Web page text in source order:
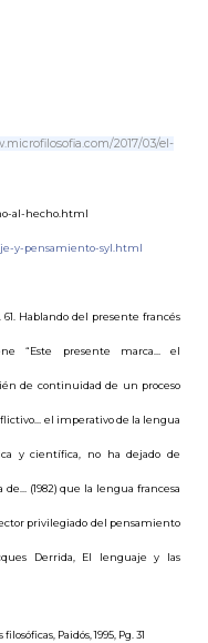
2017/03/el-
al-hecho.html
y-pensamiento-syl.html
Hablando del presente francés
“Este presente marca… el
de continuidad de un proceso
el imperativo de la lengua
y científica, no ha dejado de
(1982) que la lengua francesa
privilegiado del pensamiento
Derrida, El lenguaje y las
Paidós, 1995, Pg. 31